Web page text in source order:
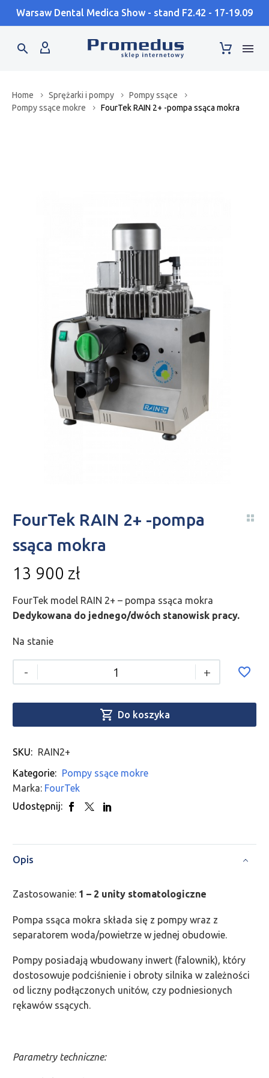
Warsaw Dental Medica Show - stand F2.42 - 17-19.09
Home Sprężarki i pompy
Pompy ssące
Pompy ssące mokre
FourTek RAIN 2+ -pompa ssąca mokra
FourTek RAIN 2+ -pompa
ssąca mokra
13 900 zł
FourTek model RAIN 2+ – pompa ssąca mokra
Dedykowana do jednego/dwóch stanowisk pracy.
Na stanie
- +
 Do koszyka
SKU: RAIN2+
Kategorie: Pompy ssące mokre
Marka: FourTek
Udostępnij:
Opis
Zastosowanie: 1 – 2 unity stomatologiczne
Pompa ssąca mokra składa się z pompy wraz z
separatorem woda/powietrze w jednej obudowie.
Pompy posiadają wbudowany inwert (falownik), który
dostosowuje podciśnienie i obroty silnika w zależności
od liczny podłączonych unitów, czy podniesionych
rękawów ssących.
Parametry techniczne: